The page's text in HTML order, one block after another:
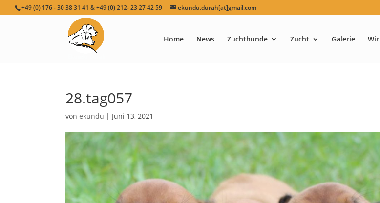
+49 (0) 176 - 30 38 31 41 & +49 (0) 212- 23 27 42 59 ekundu.durah[at]gmail.com
Home News Zuchthunde Zucht Galerie Wir
28.tag057
vonekundu | Juni 13, 2021